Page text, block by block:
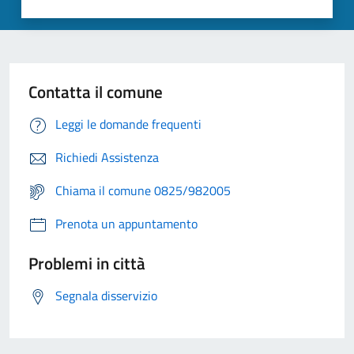
Contatta il comune
Leggi le domande frequenti
Richiedi Assistenza
Chiama il comune 0825/982005
Prenota un appuntamento
Problemi in città
Segnala disservizio